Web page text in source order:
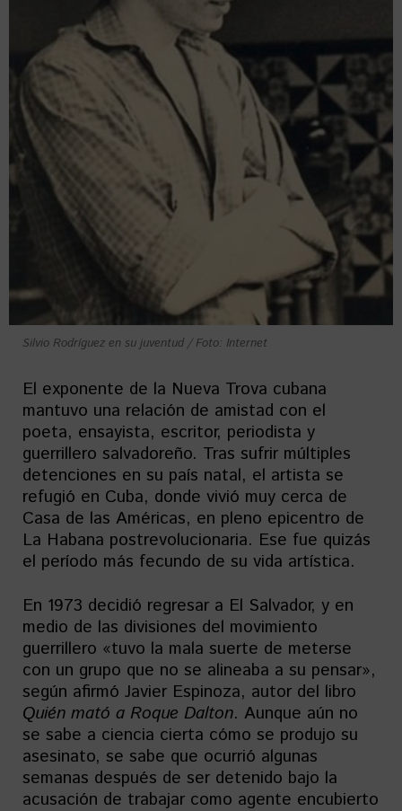
Silvio Rodríguez en su juventud / Foto: Internet
El exponente de la Nueva Trova cubana
mantuvo una relación de amistad con el
poeta, ensayista, escritor, periodista y
guerrillero salvadoreño. Tras sufrir múltiples
detenciones en su país natal, el artista se
refugió en Cuba, donde vivió muy cerca de
Casa de las Américas, en pleno epicentro de
La Habana postrevolucionaria. Ese fue quizás
el período más fecundo de su vida artística.
En 1973 decidió regresar a El Salvador, y en
medio de las divisiones del movimiento
guerrillero «tuvo la mala suerte de meterse
con un grupo que no se alineaba a su pensar»,
según afirmó Javier Espinoza, autor del libro
Quién mató a Roque Dalton. Aunque aún no
se sabe a ciencia cierta cómo se produjo su
asesinato, se sabe que ocurrió algunas
semanas después de ser detenido bajo la
acusación de trabajar como agente encubierto